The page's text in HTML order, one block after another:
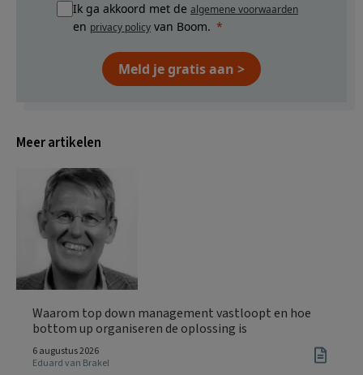
Ik ga akkoord met de algemene voorwaarden
en privacy policy van Boom.
Meld je gratis aan >
Meer artikelen
Waarom top down management vastloopt en hoe
bottom up organiseren de oplossing is
6 augustus 2026
Eduard van Brakel